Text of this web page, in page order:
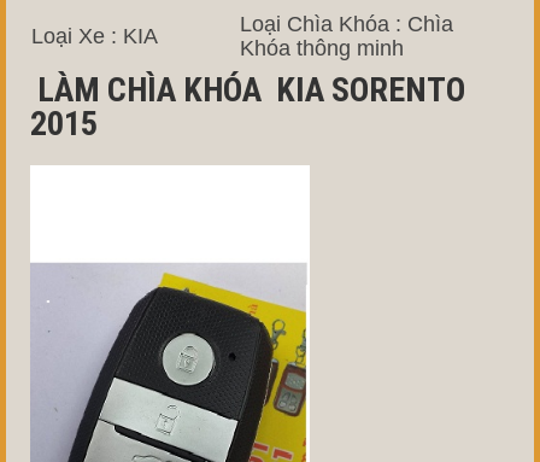
Loại Xe : KIA
Loại Chìa Khóa : Chìa
Khóa thông minh
LÀM CHÌA KHÓA KIA SORENTO
2015